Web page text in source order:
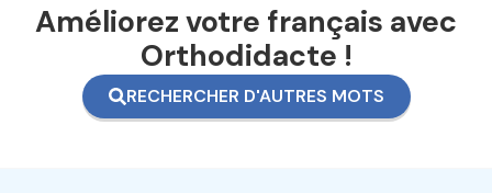
Améliorez votre français avec
Orthodidacte !
RECHERCHER D'AUTRES MOTS